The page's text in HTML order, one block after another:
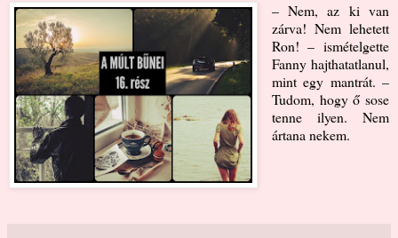
– Nem, az ki van
zárva! Nem lehetett
Ron! – ismételgette
Fanny hajthatatlanul,
mint egy mantrát. –
Tudom, hogy ő sose
tenne ilyen. Nem
ártana nekem.